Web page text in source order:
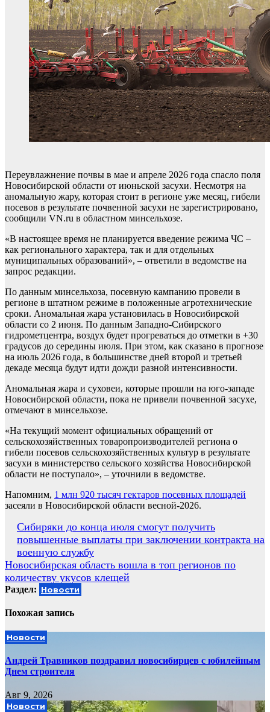
Переувлажнение почвы в мае и апреле 2026 года спасло поля
Новосибирской области от июньской засухи. Несмотря на
аномальную жару, которая стоит в регионе уже месяц, гибели
посевов в результате почвенной засухи не зарегистрировано,
сообщили VN.ru в областном минсельхозе.
«В настоящее время не планируется введение режима ЧС –
как регионального характера, так и для отдельных
муниципальных образований», – ответили в ведомстве на
запрос редакции.
По данным минсельхоза, посевную кампанию провели в
регионе в штатном режиме в положенные агротехнические
сроки. Аномальная жара установилась в Новосибирской
области со 2 июня. По данным Западно-Сибирского
гидрометцентра, воздух будет прогреваться до отметки в +30
градусов до середины июля. При этом, как сказано в прогнозе
на июль 2026 года, в большинстве дней второй и третьей
декаде месяца будут идти дожди разной интенсивности.
Аномальная жара и суховеи, которые прошли на юго-западе
Новосибирской области, пока не привели почвенной засухе,
отмечают в минсельхозе.
«На текущий момент официальных обращений от
сельскохозяйственных товаропроизводителей региона о
гибели посевов сельскохозяйственных культур в результате
засухи в министерство сельского хозяйства Новосибирской
области не поступало», – уточнили в ведомстве.
Напомним, 1 млн 920 тысяч гектаров посевных площадей
засеяли в Новосибирской области весной-2026.
Навигация
по
записям
Сибиряки до конца июля смогут получить
повышенные выплаты при заключении контракта на
военную службу
Новосибирская область вошла в топ регионов по
количеству укусов клещей
Раздел: Новости
Похожая запись
Новости
Андрей Травников поздравил новосибирцев с юбилейным
Днем строителя
Авг 9, 2026
Новости